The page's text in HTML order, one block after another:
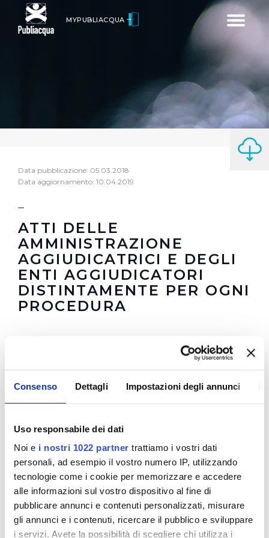
Consenso Dettagli Impostazioni degli annunci
Uso responsabile dei dati
Noi e i nostri 1022 partner trattiamo i vostri dati
personali, ad esempio il vostro numero IP, utilizzando
tecnologie come i cookie per memorizzare e accedere
alle informazioni sul vostro dispositivo al fine di
pubblicare annunci e contenuti personalizzati, misurare
gli annunci e i contenuti, ricercare il pubblico e sviluppare
i servizi. Avete la possibilità di scegliere chi utilizza i
Toggle
MYPUBLIACQUA
Data pubblicazione: 05.03.2018
Data aggiornamento: 10.04.2019
ATTI DELLE
AMMINISTRAZIONE
AGGIUDICATRICI E DEGLI
ENTI AGGIUDICATORI
DISTINTAMENTE PER OGNI
PROCEDURA
In questa sezione è possibile trovare i Bandi di
documentazione)
documentazione) . Tale programma è soggetto a
revisioni nel 2020
Resoconti della gestione finanziaria dei contratti al
termine della loro esecuzione (visualizza
documentazione)